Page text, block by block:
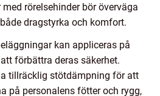
med rörelsehinder bör överväga
dragstyrka och komfort.
kan appliceras på
förbättra deras säkerhet.
tillräcklig stötdämpning för att
på personalens fötter och rygg,